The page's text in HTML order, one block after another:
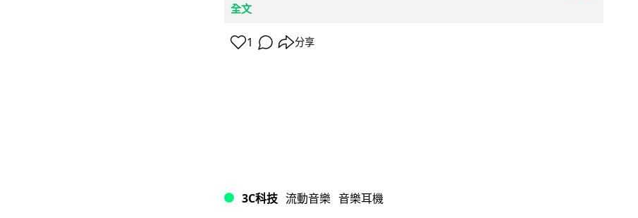
全文
1 分享
3C科技 流動音樂 音樂耳機